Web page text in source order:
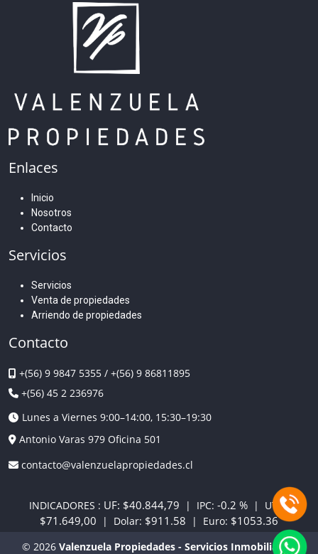
Enlaces
Inicio
Nosotros
Contacto
Servicios
Servicios
Venta de propiedades
Arriendo de propiedades
Contacto
+(56) 9 9847 5355 / +(56) 9 86811895
+(56) 45 2 236976
Lunes a Viernes 9:00–14:00, 15:30–19:30
Antonio Varas 979 Oficina 501
contacto@valenzuelapropiedades.cl
INDICADORES : UF: $40.844,79 | IPC: -0.2 %| UTM:
$71.649,00 | Dolar: $911.58 | Euro: $1053.36
© 2026 Valenzuela Propiedades - Servicios Inmobiliarios